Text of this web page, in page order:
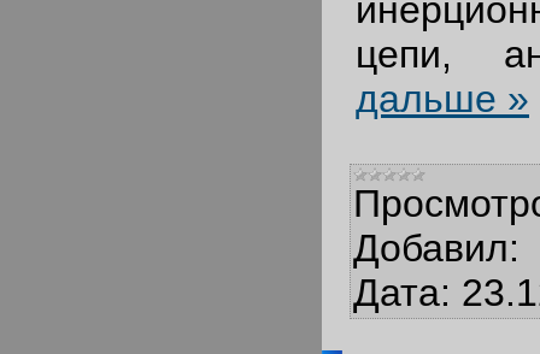
цепи,
дальше »
Добавил:
Дата: